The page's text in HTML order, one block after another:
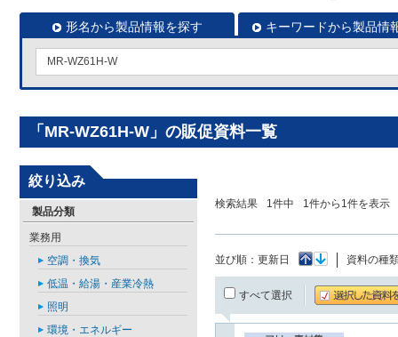
形名から製品情報を探す キーワードから製品情
「MR-WZ61H-W」の販促資料一覧
検索結果 1件中 1件から 1件を表示
並び順： 更新日 資料の種
すべて選択
絞り込み
製品分類
業務用
空調・換気
低温・給湯・産業冷熱
照明
環境・エネルギー